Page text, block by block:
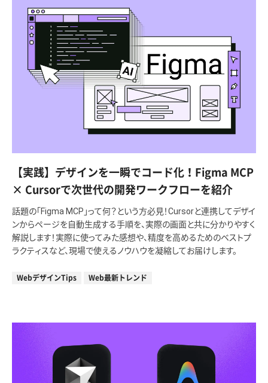
【実践】デザインを一瞬でコード化！Figma MCP
× Cursorで次世代の開発ワークフローを紹介
話題の「Figma MCP」って何？という方必見！Cursorと連携してデザイ
ンからページを自動生成する手順を、実際の画面と共に分かりやすく
解説します！実際に使ってみた感想や、精度を高めるためのベストプ
ラクティスなど、現場で使えるノウハウを凝縮してお届けします。
WebデザインTips Web最新トレンド